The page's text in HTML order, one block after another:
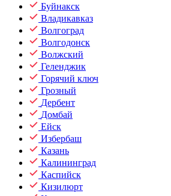
Буйнакск
Владикавказ
Волгоград
Волгодонск
Волжский
Геленджик
Горячий ключ
Грозный
Дербент
Домбай
Ейск
Избербаш
Казань
Калининград
Каспийск
Кизилюрт